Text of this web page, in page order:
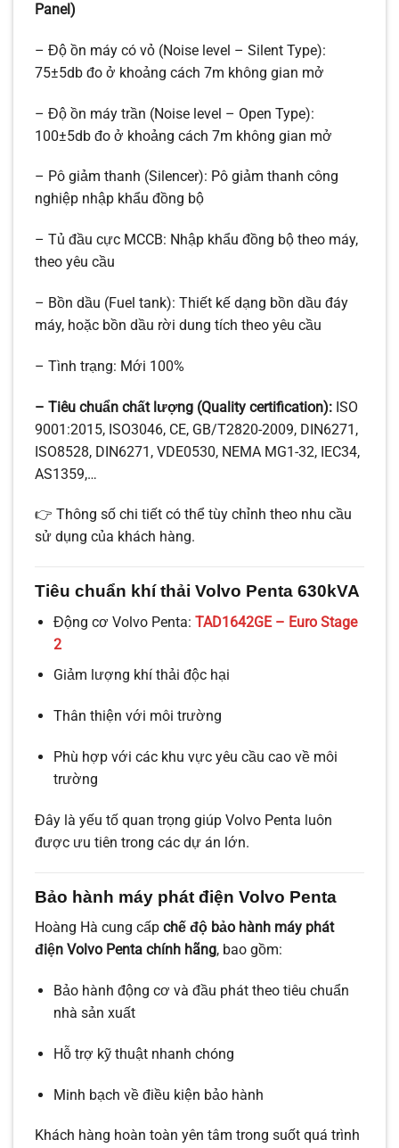
Panel)
– Độ ồn máy có vỏ (Noise level – Silent Type):
75±5db đo ở khoảng cách 7m không gian mở
– Độ ồn máy trần (Noise level – Open Type):
100±5db đo ở khoảng cách 7m không gian mở
– Pô giảm thanh (Silencer): Pô giảm thanh công
nghiệp nhập khẩu đồng bộ
– Tủ đầu cực MCCB: Nhập khẩu đồng bộ theo máy,
theo yêu cầu
– Bồn dầu (Fuel tank): Thiết kế dạng bồn dầu đáy
máy, hoặc bồn dầu rời dung tích theo yêu cầu
– Tình trạng: Mới 100%
– Tiêu chuẩn chất lượng (Quality certification): ISO
9001:2015, ISO3046, CE, GB/T2820-2009, DIN6271,
ISO8528, DIN6271, VDE0530, NEMA MG1-32, IEC34,
AS1359,…
👉 Thông số chi tiết có thể tùy chỉnh theo nhu cầu
sử dụng của khách hàng.
Tiêu chuẩn khí thải Volvo Penta 630kVA
Động cơ Volvo Penta: TAD1642GE – Euro Stage
2
Giảm lượng khí thải độc hại
Thân thiện với môi trường
Phù hợp với các khu vực yêu cầu cao về môi
trường
Đây là yếu tố quan trọng giúp Volvo Penta luôn
được ưu tiên trong các dự án lớn.
Bảo hành máy phát điện Volvo Penta
Hoàng Hà cung cấp chế độ bảo hành máy phát
điện Volvo Penta chính hãng, bao gồm:
Bảo hành động cơ và đầu phát theo tiêu chuẩn
nhà sản xuất
Hỗ trợ kỹ thuật nhanh chóng
Minh bạch về điều kiện bảo hành
Khách hàng hoàn toàn yên tâm trong suốt quá trình